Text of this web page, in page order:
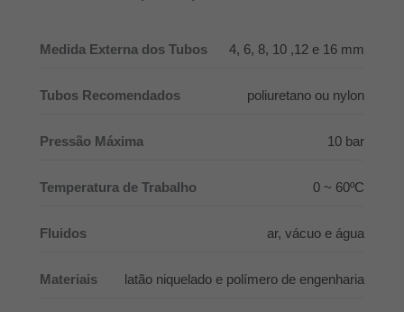
Medida Externa dos Tubos 4, 6, 8, 10 ,12 e 16 mm
Tubos Recomendados poliuretano ou nylon
Pressão Máxima 10 bar
Temperatura de Trabalho 0 ~ 60ºC
Fluidos ar, vácuo e água
Materiais latão niquelado e polímero de engenharia